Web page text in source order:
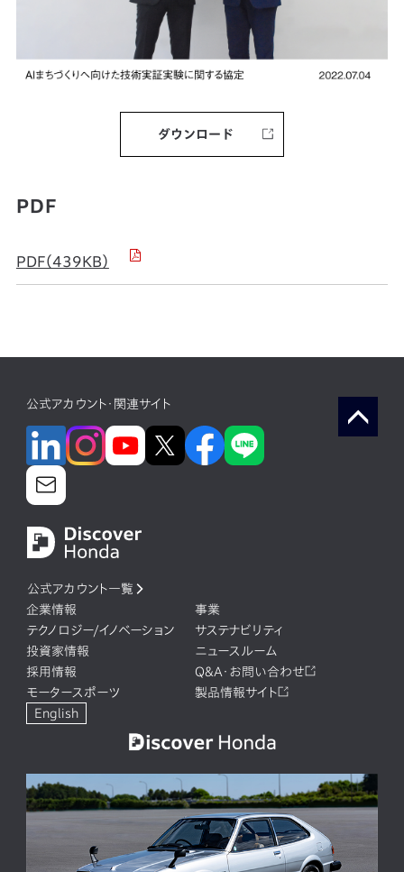
ダウンロード
PDF
PDF（439KB）
公式アカウント・関連サイト
公式アカウント一覧
企業情報
事業
テクノロジー/イノベーション
サステナビリティ
投資家情報
ニュースルーム
採用情報
Q&A・お問い合わせ
モータースポーツ
製品情報サイト
English